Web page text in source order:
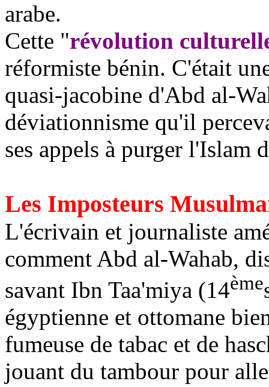
arabe.
Cette "révolution
réformiste bénin. C'était
quasi-jacobine d'Abd al-
déviationnisme qu'il
ses appels à purger l'Islam
Les Imposteurs
L'écrivain et journaliste
comment Abd al-Wahab,
savant Ibn Taa'miya (14ème
égyptienne et ottomane
fumeuse de tabac et de
jouant du tambour pour